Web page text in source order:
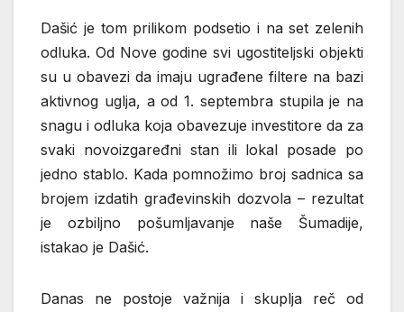
Dašić je tom prilikom podsetio i na set zelenih
odluka. Od Nove godine svi ugostiteljski objekti
su u obavezi da imaju ugrađene filtere na bazi
aktivnog uglja, a od 1. septembra stupila je na
snagu i odluka koja obavezuje investitore da za
svaki novoizgaređni stan ili lokal posade po
jedno stablo. Kada pomnožimo broj sadnica sa
brojem izdatih građevinskih dozvola – rezultat
je ozbiljno pošumljavanje naše Šumadije,
istakao je Dašić.
Danas ne postoje važnija i skuplja reč od